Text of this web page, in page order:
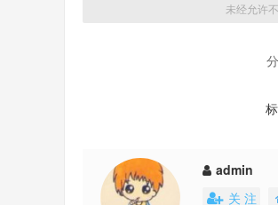
现故障，可能波及半个世界的
赖促使欧盟、中国等地加速发展
在创新维度，美国虚拟空间正
实与区块链技术的持久化数字
等已在工业设计、远程协作、
未经允许
admin
关 注